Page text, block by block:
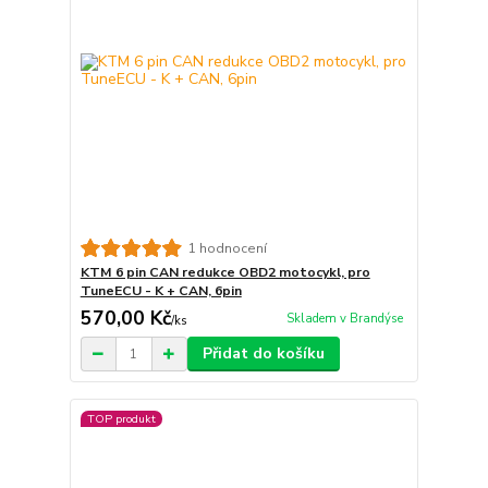
1 hodnocení
KTM 6 pin CAN redukce OBD2 motocykl, pro
TuneECU - K + CAN, 6pin
570,00 Kč/ks Skladem v Brandýse
Přidat do košíku
TOP produkt